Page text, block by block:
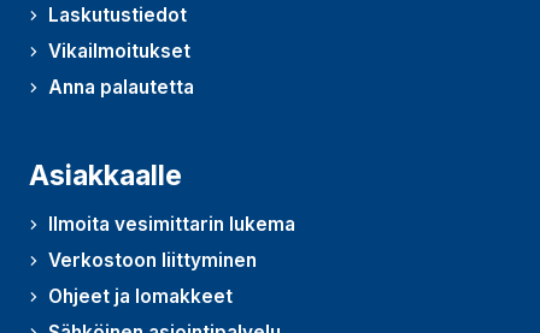
Laskutustiedot
Vikailmoitukset
Anna palautetta
(Avautuu uudessa ikkunassa)
Asiakkaalle
Ilmoita vesimittarin lukema
Verkostoon liittyminen
Ohjeet ja lomakkeet